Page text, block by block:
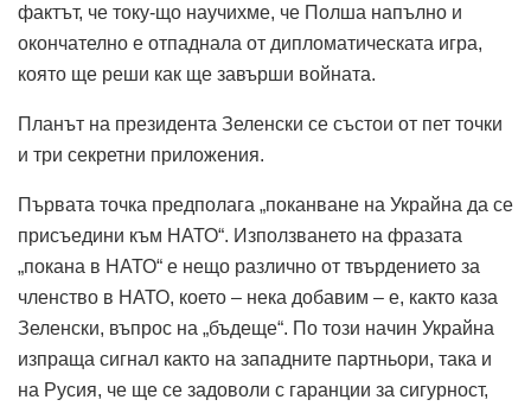
фактът, че току-що научихме, че Полша напълно и
окончателно е отпаднала от дипломатическата игра,
която ще реши как ще завърши войната.
Планът на президента Зеленски се състои от пет точки
и три секретни приложения.
Първата точка предполага „поканване на Украйна да се
присъедини към НАТО“. Използването на фразата
„покана в НАТО“ е нещо различно от твърдението за
членство в НАТО, което – нека добавим – е, както каза
Зеленски, въпрос на „бъдеще“. По този начин Украйна
изпраща сигнал както на западните партньори, така и
на Русия, че ще се задоволи с гаранции за сигурност,